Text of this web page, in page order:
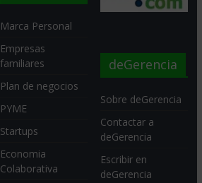
Marca Personal
Empresas
familiares
Plan de negocios
PYME
Startups
Economia
Colaborativa
deGerencia
Sobre deGerencia
Contactar a
deGerencia
Escribir en
deGerencia